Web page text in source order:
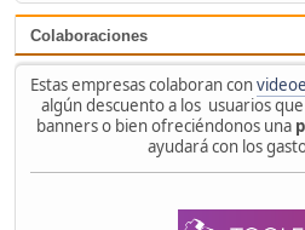
Colaboraciones
Estas empresas colaboran con
algún descuento a los usuarios
banners o bien ofreciéndonos una
ayudará con los